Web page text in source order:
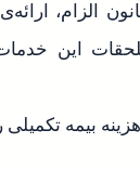
الزام،
این